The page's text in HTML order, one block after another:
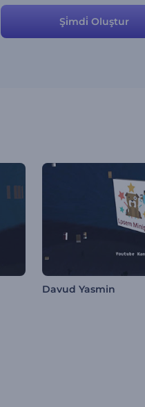
Şi̇mdi̇ Oluştur
Davud Yasmin